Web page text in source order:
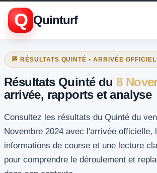
Q Quinturf
🏁 RÉSULTATS QUINTÉ • ARRIVÉE
Résultats Quinté du 8
arrivée, rapports et analyse
Consultez les résultats du Quinté du
Novembre 2024 avec l'arrivée officielle,
informations de course et une lecture
pour comprendre le déroulement et